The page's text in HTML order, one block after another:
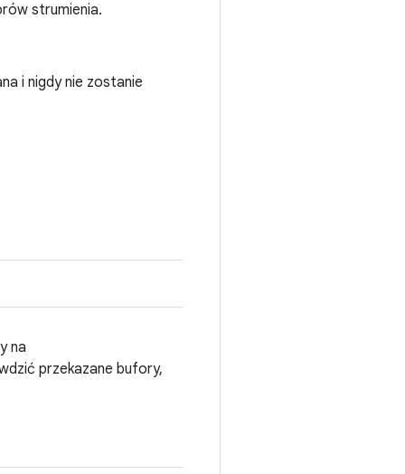
strumienia.
i nigdy nie zostanie
na
przekazane bufory,